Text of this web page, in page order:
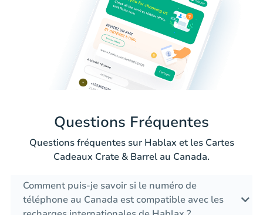
Questions Fréquentes
Questions fréquentes sur Hablax et les Cartes
Cadeaux Crate & Barrel au Canada.
Comment puis-je savoir si le numéro de
téléphone au Canada est compatible avec les